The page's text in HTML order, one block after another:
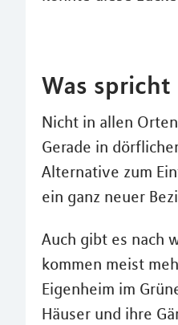
Was spricht
Nicht in allen
Gerade in
Alternative zum
ein ganz neuer
Auch gibt es nach
kommen meist
Eigenheim im
Häuser und ihre